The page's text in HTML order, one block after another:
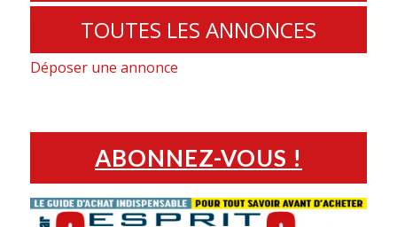
TOUTES LES ANNONCES
Déposer une annonce
ABONNEZ-VOUS !